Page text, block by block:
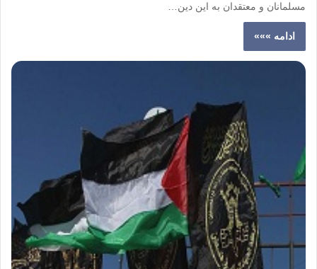
مسلمانان و معتقدان به این دین…
ادامه »»»